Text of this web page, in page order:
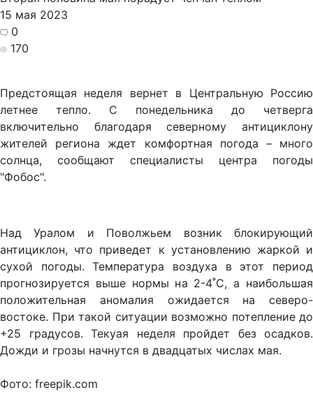
15 мая 2023
0
170
Предстоящая неделя вернет в Центральную Россию
летнее тепло. С понедельника до четверга
включительно благодаря северному антициклону
жителей региона ждет комфортная погода – много
солнца, сообщают специалисты центра погоды
"Фобос".
Над Уралом и Поволжьем возник блокирующий
антициклон, что приведет к установлению жаркой и
сухой погоды. Температура воздуха в этот период
прогнозируется выше нормы на 2-4˚С, а наибольшая
положительная аномалия ожидается на северо-
востоке. При такой ситуации возможно потепление до
+25 градусов. Текуая неделя пройдет без осадков.
Дожди и грозы начнутся в двадцатых числах мая.
Фото: freepik.com